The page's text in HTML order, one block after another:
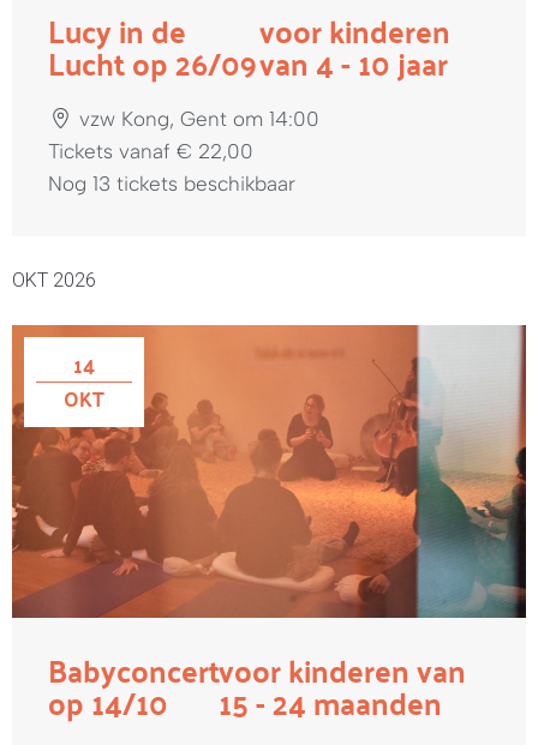
Lucy in de
Lucht op 26/09
voor kinderen
van 4 - 10 jaar
vzw Kong, Gent om 14:00
Tickets vanaf € 22,00
Nog 13 tickets beschikbaar
OKT 2026
14
OKT
Babyconcert
op 14/10
voor kinderen van
15 - 24 maanden